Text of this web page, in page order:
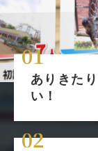
ありきた
い！